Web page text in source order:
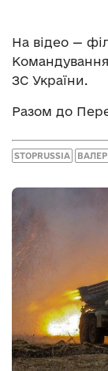
На відео —
ЗС України.
Разом до
STOPRUSSIA